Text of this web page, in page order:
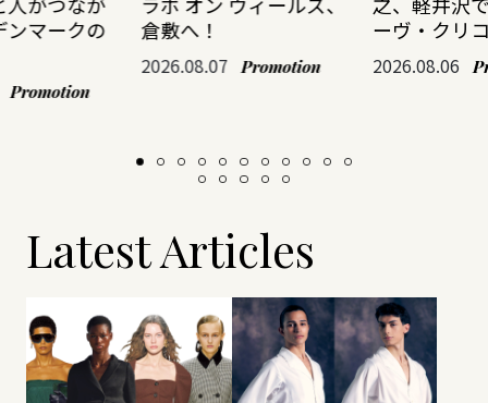
ンマークの
Promotion
倉敷へ！
2026.08.07 Promotion
ーヴ・クリ
2026.08.06
Latest Articles